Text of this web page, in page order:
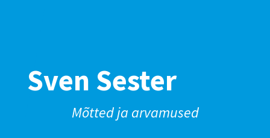
Sven Sester
Mõtted ja arvamused